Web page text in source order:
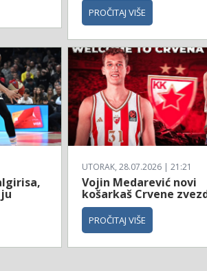
PROČITAJ VIŠE
UTORAK, 28.07.2026 | 21:21
Vojin Medarević novi
košarkaš Crvene
PROČITAJ VIŠE